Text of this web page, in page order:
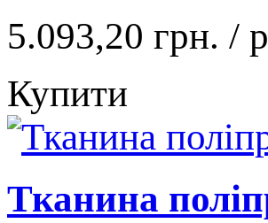
5.093,20 грн. /
Купити
Тканина